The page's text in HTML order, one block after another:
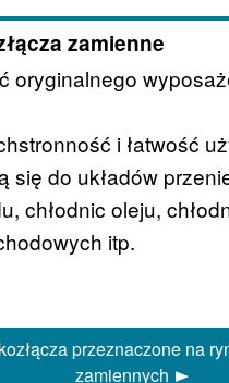
zamienne
oryginalnego
i łatwość
się do układów
chłodnic oleju,
itp.
przeznaczone na
zamiennych